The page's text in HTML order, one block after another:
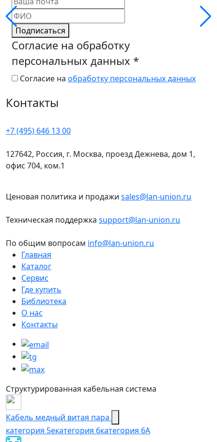
Подписаться
Согласие на обработку
персональных данных *
Согласие на обработку персональных данных
Контакты
+7 (495) 646 13 00
127642, Россия, г. Москва, проезд Дежнева, дом 1,
офис 704, ком.1
Ценовая политика и продажи sales@lan-union.ru
Техническая поддержка support@lan-union.ru
По общим вопросам info@lan-union.ru
Главная
Каталог
Сервис
Где купить
Библиотека
О нас
Контакты
Структурированная кабельная система
Кабель медный витая пара
категория 5eкатегория 6категория 6А